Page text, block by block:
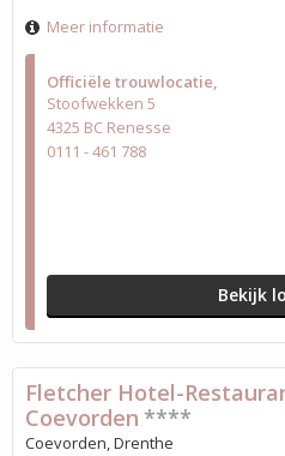
Officiële trouwlocatie
Stoofwekken 5
4325 BC Renesse
0111 - 461 788
Bekijk
Meer informatie
Fletcher Hotel-
Coevorden ****
Coevorden, Drenthe